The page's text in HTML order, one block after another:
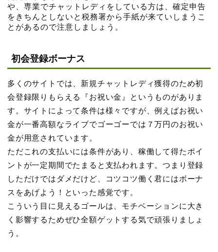
や、専業でチャットレディをしている方は、確定申告
をきちんとしないと税務署から手紙が来ていしまうこ
とがあるので注意しましょう。
初会登録ボーナス
多くのサイトでは、新規チャットレディ獲得のため初
会登録限りもらえる『お祝い金』というものがありま
す。サイトによって条件は様々ですが、例えばお祝い
金が一番高額なライブでゴーゴーでは７万円のお祝い
金が用意されています。
ただこれの支払いには条件があり、稼働して得たポイ
ントが一定期間でたまると支払われます。つまり登録
しただけではダメだけど、コツコツ働く君にはボーナ
スをあげよう！といった感覚です。
こういう目に見えるゴールは、モチベーションに大き
く影響するためぜひ全額ゲットする気で頑張りましょ
う。